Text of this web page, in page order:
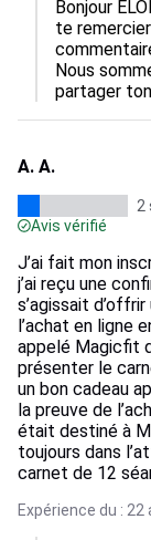
Bonjour
te
Nous
partager
A. A.
2
Avis vérifié
J’ai fait mon
j’ai reçu une
s’agissait
l’achat en ligne
appelé Magicfit
présenter le
un bon cadeau
la preuve de
était destiné à
toujours dans
carnet de 12
Expérience du :